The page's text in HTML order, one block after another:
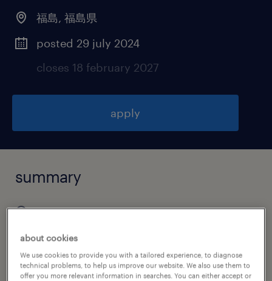
福島, 福島県
posted 29 july 2024
closes 18 february 2027
apply
summary
福島, 福島県
¥6,000,000 - ¥9,000,000 per year, 年収
600 ～ 900万円
permanent
about cookies
We use cookies to provide you with a tailored experience, to diagnose
technical problems, to help us improve our website. We also use them to
offer you more relevant information in searches. You can either accept or